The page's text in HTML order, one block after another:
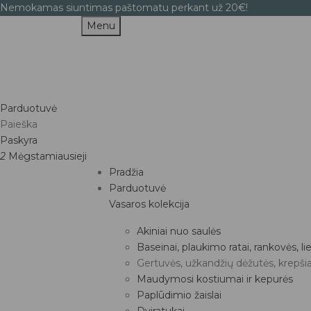
Nemokamas siuntimas paštomatu perkant už 20€!
Menu
Parduotuvė
Paieška
Paskyra
2 Mėgstamiausieji
Pradžia
Parduotuvė
Vasaros kolekcija
Akiniai nuo saulės
Baseinai, plaukimo ratai, rankovės,
Gertuvės, užkandžių dėžutės,
Maudymosi kostiumai ir kepurės
Paplūdimio žaislai